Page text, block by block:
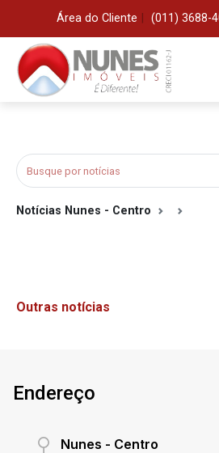
Área do Cliente (011) 3688-
Notícias Nunes - Centro
Outras notícias
Endereço
Nunes - Centro